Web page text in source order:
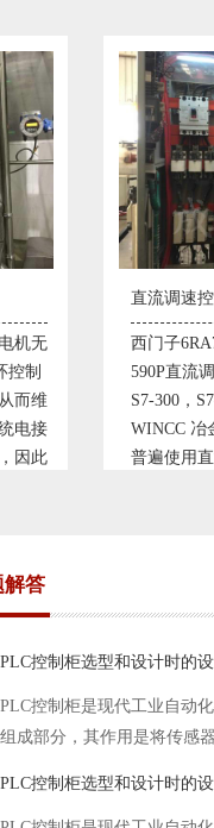
制器
件
杂性
公司
塑料机械
典型的塑
丹佛斯变
仪表， 西
200， 工
Protool或
解答
PLC控制柜选型和设计时的
PLC控制柜是现代工业自动
组成部分，其作用是将传感
PLC控制柜选型和设计时的